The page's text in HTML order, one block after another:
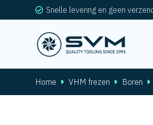
Snelle levering en geen
Home VHM frezen Boren